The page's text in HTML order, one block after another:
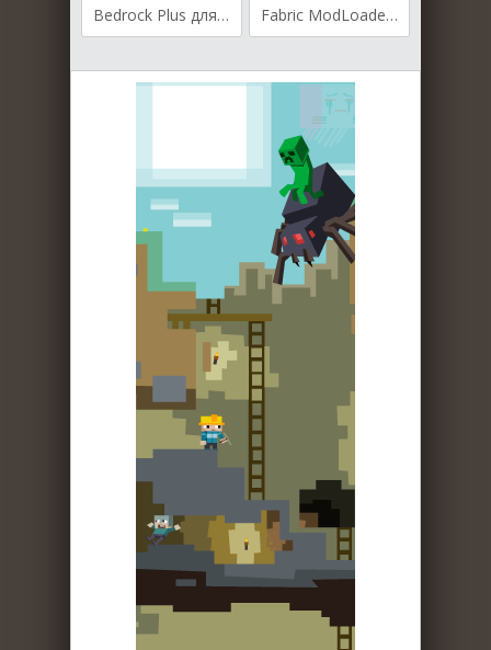
Bedrock Plus для Майнкрафт [1.19.3, 1.19.2, 1.19.1] Fabric ModLoader для Майнкрафт [1.14.4, 1.15, 1.15.1, 1.15.2]